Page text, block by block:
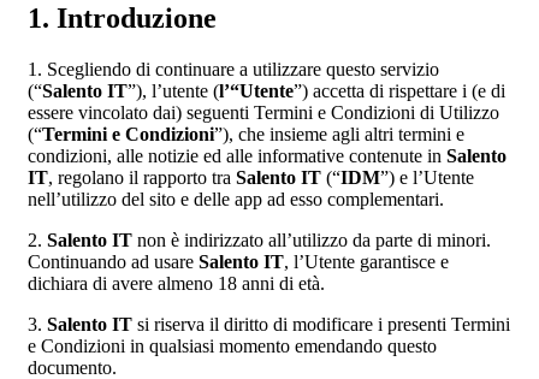
1. Introduzione
1. Scegliendo di continuare a utilizzare questo servizio
(“Salento IT”), l’utente (l’“Utente”) accetta di rispettare i (e di
essere vincolato dai) seguenti Termini e Condizioni di Utilizzo
(“Termini e Condizioni”), che insieme agli altri termini e
condizioni, alle notizie ed alle informative contenute in Salento
IT, regolano il rapporto tra Salento IT (“IDM”) e l’Utente
nell’utilizzo del sito e delle app ad esso complementari.
2. Salento IT non è indirizzato all’utilizzo da parte di minori.
Continuando ad usare Salento IT, l’Utente garantisce e
dichiara di avere almeno 18 anni di età.
3. Salento IT si riserva il diritto di modificare i presenti Termini
e Condizioni in qualsiasi momento emendando questo
documento.